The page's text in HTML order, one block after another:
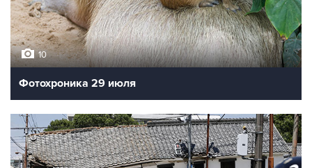
10
Фотохроника 29 июля